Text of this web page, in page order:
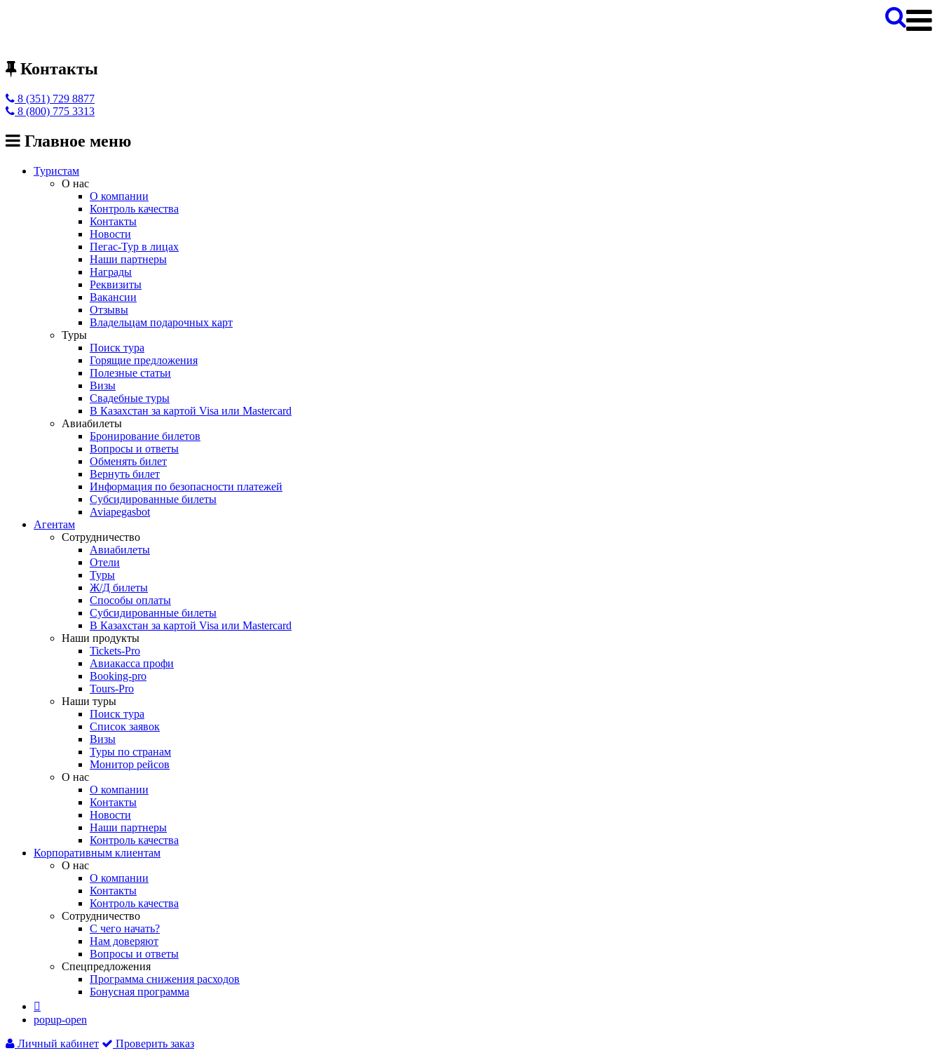
Контакты
8 (351) 729 8877
8 (800) 775 3313
Главное меню
Туристам
О нас
О компании
Контроль качества
Контакты
Новости
Пегас-Тур в лицах
Наши партнеры
Награды
Реквизиты
Вакансии
Отзывы
Владельцам подарочных карт
Туры
Поиск тура
Горящие предложения
Полезные статьи
Визы
Свадебные туры
В Казахстан за картой Visa или Masterсard
Авиабилеты
Бронирование билетов
Вопросы и ответы
Обменять билет
Вернуть билет
Информация по безопасности платежей
Субсидированные билеты
Aviapegasbot
Агентам
Сотрудничество
Авиабилеты
Отели
Туры
Ж/Д билеты
Способы оплаты
Субсидированные билеты
В Казахстан за картой Visa или Masterсard
Наши продукты
Tickets-Pro
Авиакасса профи
Booking-pro
Tours-Pro
Наши туры
Поиск тура
Список заявок
Визы
Туры по странам
Монитор рейсов
О нас
О компании
Контакты
Новости
Наши партнеры
Контроль качества
Корпоративным клиентам
О нас
О компании
Контакты
Контроль качества
Сотрудничество
С чего начать?
Нам доверяют
Вопросы и ответы
Спецпредложения
Программа снижения расходов
Бонусная программа

popup-open
Личный кабинет
Проверить заказ